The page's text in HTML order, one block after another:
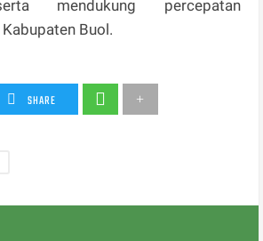
mendukung percepatan
Buol.
SHARE